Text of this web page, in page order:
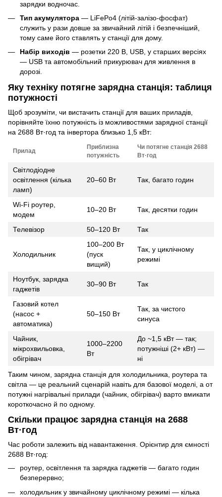
зарядки водночас.
Тип акумулятора — LiFePo4 (літій-залізо-фосфат)
служить у рази довше за звичайний літій і безпечніший,
тому саме його ставлять у станції для дому.
Набір виходів — розетки 220 В, USB, у старших версіях
— USB та автомобільний прикурювач для живлення в
дорозі.
Яку техніку потягне зарядна станція: таблиця
потужності
Щоб зрозуміти, чи вистачить станції для ваших приладів,
порівняйте їхню потужність із можливостями зарядної станції
на 2688 Вт·год та інвертора близько 1,5 кВт:
Прилад
Приблизна
потужність
Чи потягне станція 2688
Вт·год
Світлодіодне
освітлення (кілька
ламп)
20–60 Вт Так, багато годин
Wi-Fi роутер,
модем
10–20 Вт Так, десятки годин
Телевізор 50–120 Вт Так
Холодильник
100–200 Вт
(пуск
вищий)
Так, у циклічному
режимі
Ноутбук, зарядка
гаджетів
30–90 Вт Так
Газовий котел
(насос +
автоматика)
50–150 Вт
Так, за чистого
синуса
Чайник,
мікрохвильовка,
обігрівач
1000–2200
Вт
До ~1,5 кВт — так;
потужніші (2+ кВт) —
ні
Таким чином, зарядна станція для холодильника, роутера та
світла — це реальний сценарій навіть для базової моделі, а от
потужні нагрівальні прилади (чайник, обігрівач) варто вмикати
короткочасно й по одному.
Скільки працює зарядна станція на 2688
Вт·год
Час роботи залежить від навантаження. Орієнтир для ємності
2688 Вт·год:
роутер, освітлення та зарядка гаджетів — багато годин
безперервно;
холодильник у звичайному циклічному режимі — кілька